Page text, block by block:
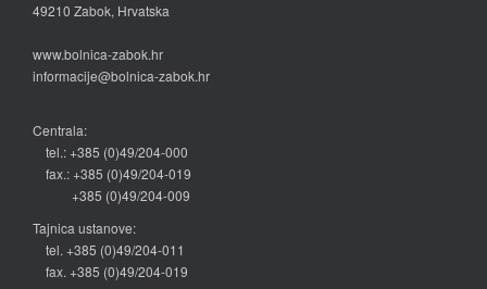
49210 Zabok, Hrvatska
www.bolnica-zabok.hr
informacije@bolnica-zabok.hr
Centrala:
tel.: +385 (0)49/204-000
fax.: +385 (0)49/204-019
+385 (0)49/204-009
Tajnica ustanove:
tel. +385 (0)49/204-011
fax. +385 (0)49/204-019